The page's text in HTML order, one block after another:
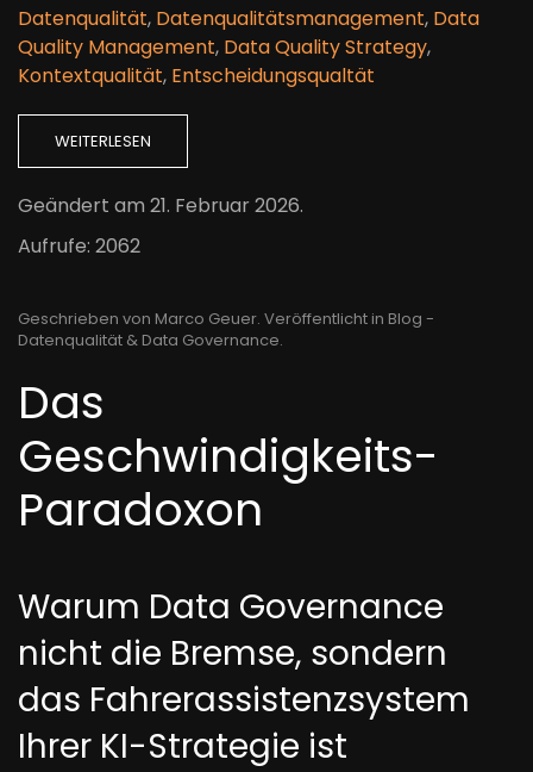
Datenqualität, Datenqualitätsmanagement, Data
Quality Management, Data Quality Strategy,
Kontextqualität, Entscheidungsqualtät
WEITERLESEN
Geändert am 21. Februar 2026.
Aufrufe: 2062
Geschrieben von Marco Geuer. Veröffentlicht in Blog -
Datenqualität & Data Governance.
Das
Geschwindigkeits-
Paradoxon
Warum Data Governance
nicht die Bremse, sondern
das Fahrerassistenzsystem
Ihrer KI-Strategie ist